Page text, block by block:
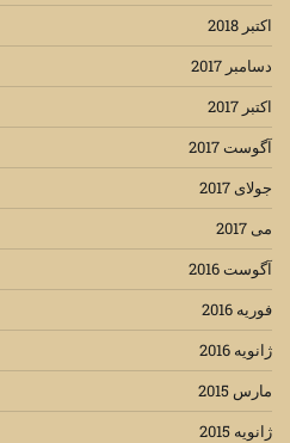
اکتبر 2018
دسامبر 2017
اکتبر 2017
آگوست 2017
جولای 2017
می 2017
آگوست 2016
فوریه 2016
ژانویه 2016
مارس 2015
ژانویه 2015